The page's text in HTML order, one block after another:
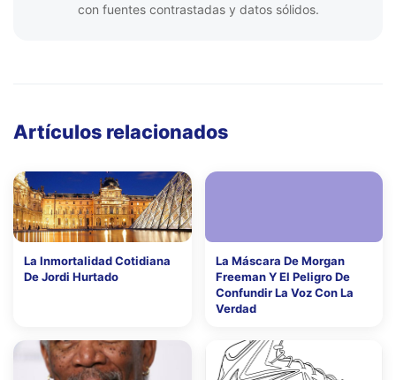
con fuentes contrastadas y datos sólidos.
Artículos relacionados
La Inmortalidad Cotidiana
De Jordi Hurtado
La Máscara De Morgan
Freeman Y El Peligro De
Confundir La Voz Con La
Verdad